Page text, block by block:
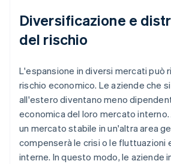
Diversificazione e
del rischio
L'espansione in diversi mercati può
rischio economico. Le aziende che
all'estero diventano meno
economica del loro mercato
un mercato stabile in un'altra area
compenserà le crisi o le fluttuazioni
interne. In questo modo, le aziende